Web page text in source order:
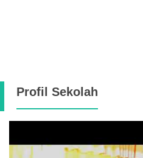
Profil Sekolah